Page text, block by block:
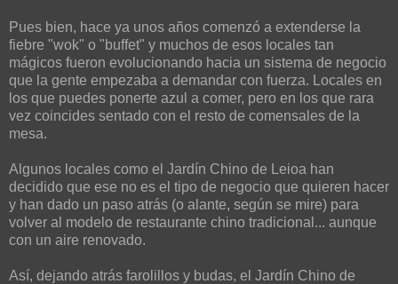
Pues bien, hace ya unos años comenzó a extenderse la
fiebre "wok" o "buffet" y muchos de esos locales tan
mágicos fueron evolucionando hacia un sistema de negocio
que la gente empezaba a demandar con fuerza. Locales en
los que puedes ponerte azul a comer, pero en los que rara
vez coincides sentado con el resto de comensales de la
mesa.
Algunos locales como el Jardín Chino de Leioa han
decidido que ese no es el tipo de negocio que quieren hacer
y han dado un paso atrás (o alante, según se mire) para
volver al modelo de restaurante chino tradicional... aunque
con un aire renovado.
Así, dejando atrás farolillos y budas, el Jardín Chino de